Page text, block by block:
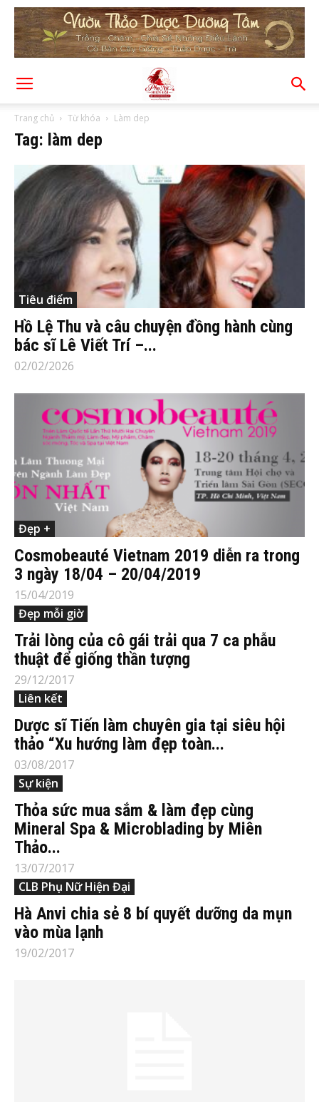
Trang chủ Từ khóa Làm dep
Tag: làm dep
Tiêu điểm
Hồ Lệ Thu và câu chuyện đồng hành cùng
bác sĩ Lê Viết Trí –...
02/02/2026
Đẹp +
Cosmobeauté Vietnam 2019 diễn ra trong
3 ngày 18/04 – 20/04/2019
15/04/2019
Đẹp mỗi giờ
Trải lòng của cô gái trải qua 7 ca phẫu
thuật để giống thần tượng
29/12/2017
Liên kết
Dược sĩ Tiến làm chuyên gia tại siêu hội
thảo “Xu hướng làm đẹp toàn...
03/08/2017
Sự kiện
Thỏa sức mua sắm & làm đẹp cùng
Mineral Spa & Microblading by Miên
Thảo...
13/07/2017
CLB Phụ Nữ Hiện Đại
Hà Anvi chia sẻ 8 bí quyết dưỡng da mụn
vào mùa lạnh
19/02/2017